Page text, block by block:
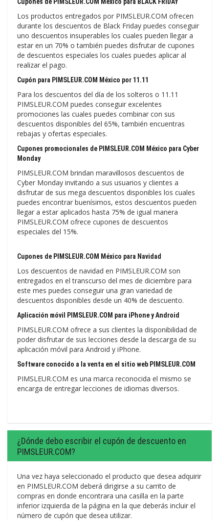
Cupones de PIMSLEUR.COM México para BLACK FRIDAY
Los productos entregados por PIMSLEUR.COM ofrecen
durante los descuentos de Black Friday puedes conseguir
uno descuentos insuperables los cuales pueden llegar a
estar en un 70% o también puedes disfrutar de cupones
de descuentos especiales los cuales puedes aplicar al
realizar el pago.
Cupón para PIMSLEUR.COM México por 11.11
Para los descuentos del día de los solteros o 11.11
PIMSLEUR.COM puedes conseguir excelentes
promociones las cuales puedes combinar con sus
descuentos disponibles del 65%, también encuentras
rebajas y ofertas especiales.
Cupones promocionales de PIMSLEUR.COM México para Cyber
Monday
PIMSLEUR.COM brindan maravillosos descuentos de
Cyber Monday invitando a sus usuarios y clientes a
disfrutar de sus mega descuentos disponibles los cuales
puedes encontrar buenísimos, estos descuentos pueden
llegar a estar aplicados hasta 75% de igual manera
PIMSLEUR.COM ofrece cupones de descuentos
especiales del 15%.
Cupones de PIMSLEUR.COM México para Navidad
Los descuentos de navidad en PIMSLEUR.COM son
entregados en el transcurso del mes de diciembre para
este mes puedes conseguir una gran variedad de
descuentos disponibles desde un 40% de descuento.
Aplicación móvil PIMSLEUR.COM para iPhone y Android
PIMSLEUR.COM ofrece a sus clientes la disponibilidad de
poder disfrutar de sus lecciones desde la descarga de su
aplicación móvil para Android y iPhone.
Software conocido a la venta en el sitio web PIMSLEUR.COM
PIMSLEUR.COM es una marca reconocida el mismo se
encarga de entregar lecciones de idiomas diversos.
¿Dónde debo escribir el cupón de descuento en
PIMSLEUR.COM?
Una vez haya seleccionado el producto que desea adquirir
en PIMSLEUR.COM deberá dirigirse a su carrito de
compras en donde encontrara una casilla en la parte
inferior izquierda de la página en la que deberás incluir el
número de cupón que desea utilizar.